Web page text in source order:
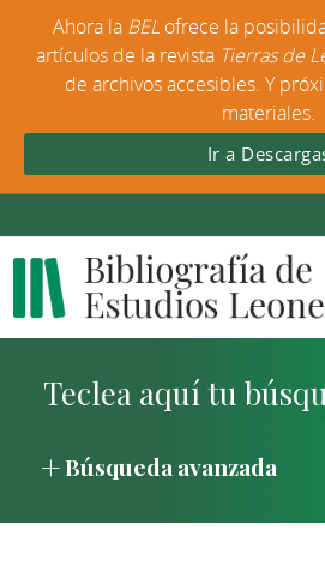
Búsqueda avanzada
Ahora la BEL ofrece la
artículos de la revista Tierras de
de archivos accesibles. Y
materiales.
Ir a